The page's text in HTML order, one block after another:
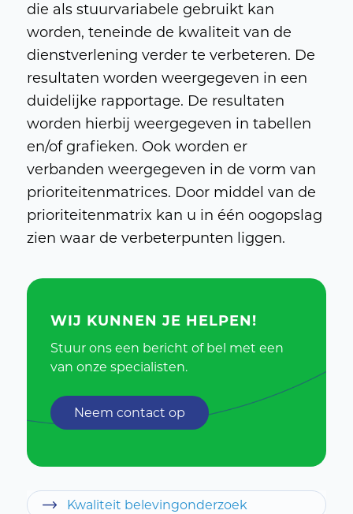
die als stuurvariabele gebruikt kan
worden, teneinde de kwaliteit van de
dienstverlening verder te verbeteren. De
resultaten worden weergegeven in een
duidelijke rapportage. De resultaten
worden hierbij weergegeven in tabellen
en/of grafieken. Ook worden er
verbanden weergegeven in de vorm van
prioriteitenmatrices. Door middel van de
prioriteitenmatrix kan u in één oogopslag
zien waar de verbeterpunten liggen.
WIJ KUNNEN JE HELPEN!
Stuur ons een bericht of bel met een
van onze specialisten.
Neem contact op
Kwaliteit belevingonderzoek